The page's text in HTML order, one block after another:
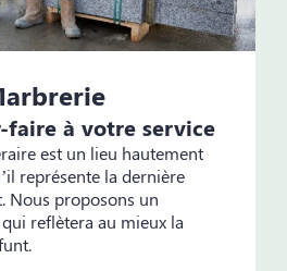
faire à votre service
est un lieu hautement
représente la dernière
Nous proposons un
reflètera au mieux la